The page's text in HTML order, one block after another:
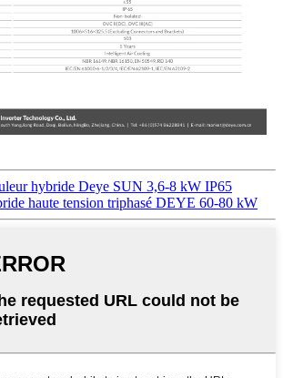
hybride Deye SUN 3,6-8 kW IP65
haute tension triphasé DEYE 60-80 kW